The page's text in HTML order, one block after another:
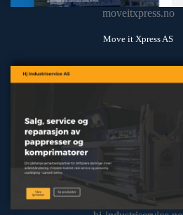
moveitxpress.no
Move it Xpress AS